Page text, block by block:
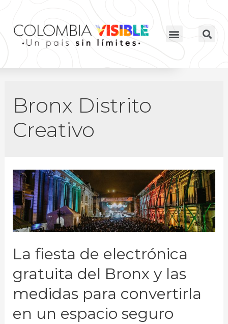
Bronx Distrito
Creativo
La fiesta de electrónica
gratuita del Bronx y las
medidas para convertirla
en un espacio seguro